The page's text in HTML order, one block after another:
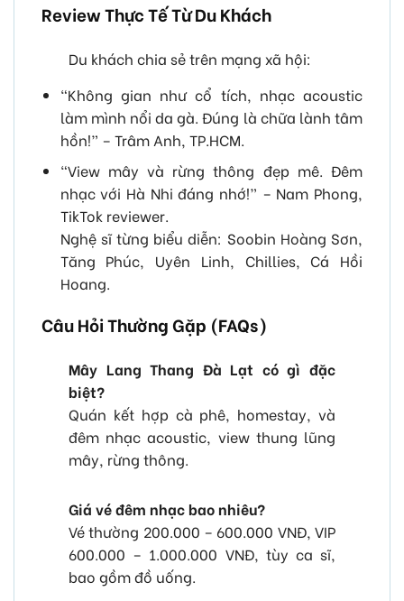
Review Thực Tế Từ Du Khách
Du khách chia sẻ trên mạng xã hội:
“Không gian như cổ tích, nhạc acoustic
làm mình nổi da gà. Đúng là chữa lành tâm
hồn!” – Trâm Anh, TP.HCM.
“View mây và rừng thông đẹp mê. Đêm
nhạc với Hà Nhi đáng nhớ!” – Nam Phong,
TikTok reviewer.
Nghệ sĩ từng biểu diễn: Soobin Hoàng Sơn,
Tăng Phúc, Uyên Linh, Chillies, Cá Hồi
Hoang.
Câu Hỏi Thường Gặp (FAQs)
Mây Lang Thang Đà Lạt có gì đặc
biệt?
Quán kết hợp cà phê, homestay, và
đêm nhạc acoustic, view thung lũng
mây, rừng thông.
Giá vé đêm nhạc bao nhiêu?
Vé thường 200.000 – 600.000 VNĐ, VIP
600.000 – 1.000.000 VNĐ, tùy ca sĩ,
bao gồm đồ uống.